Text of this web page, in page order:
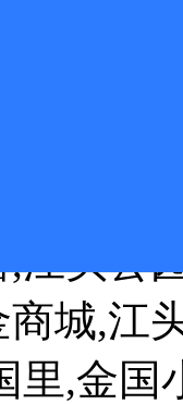
,湖滨
J:吉家
路,嘉
,江华里
江头公
城,江
里,金